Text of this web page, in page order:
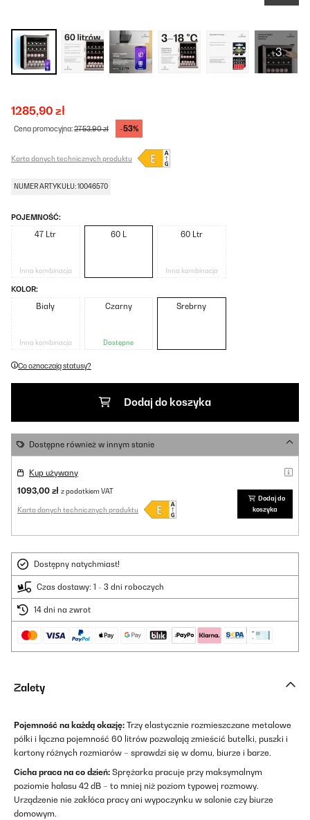
+3
1285,90 zł
Cena promocyjna:2753,90 zł -53%
Karta danych technicznych produktu
NUMER ARTYKUŁU: 10046570
POJEMNOŚĆ:
47 Ltr
Inna kombinacja
60 L 60 Ltr
Inna kombinacja
KOLOR:
Biały
Inna kombinacja
Czarny
Dostępne
Srebrny
Co oznaczają statusy?
Dodaj do koszyka
Dostępne również w innym stanie
Kup używany
1093,00 zł z podatkiem VAT
Karta danych technicznych produktu
Dodaj do
koszyka
Dostępny natychmiast!
Czas dostawy: 1 - 3 dni roboczych
14 dni na zwrot
Zalety
Pojemność na każdą okazję: Trzy elastycznie rozmieszczane metalowe
półki i łączna pojemność 60 litrów pozwalają zmieścić butelki, puszki i
kartony różnych rozmiarów – sprawdzi się w domu, biurze i barze.
Cicha praca na co dzień: Sprężarka pracuje przy maksymalnym
poziomie hałasu 42 dB – to mniej niż poziom typowej rozmowy.
Urządzenie nie zakłóca pracy ani wypoczynku w salonie czy biurze
domowym.